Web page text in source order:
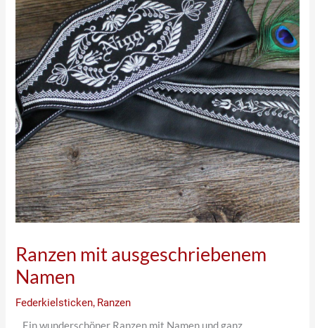
Ranzen mit ausgeschriebenem
Namen
Federkielsticken, Ranzen
Ein wunderschöner Ranzen mit Namen und ganz